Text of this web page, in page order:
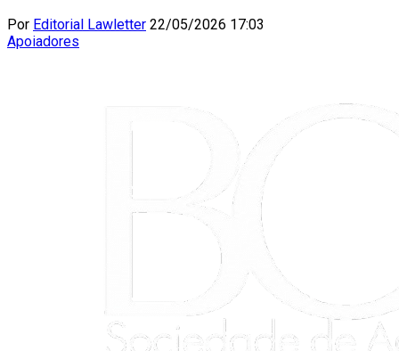
Por Editorial Lawletter 22/05/2026 17:03
Apoiadores